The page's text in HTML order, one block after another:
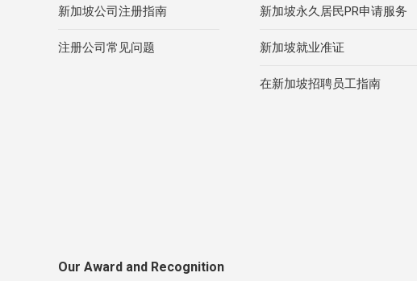
新加坡公司注册指南
注册公司常见问题
新加坡永久居民PR申请服务
新加坡就业准证
在新加坡招聘员工指南
Our Award and Recognition